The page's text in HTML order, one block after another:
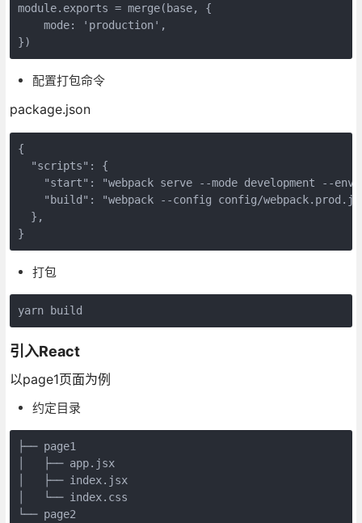
module.exports = merge(base, {
mode: 'production' ,
})
配置打包命令
package.json
{
"scripts" : {
"start" :
"webpack serve --mode development --
"build" :
"webpack --config config/
  },
}
打包
yarn build
引入React
以page1页面为例
约定目录
├── page1
│   ├── app.jsx
│   ├── index.jsx
│   └── index.css
└── page2